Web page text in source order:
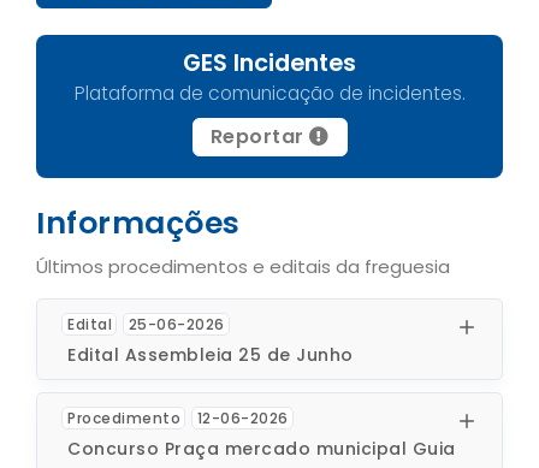
GES Incidentes
Plataforma de comunicação de incidentes.
Reportar
Informações
Últimos procedimentos e editais da freguesia
Edital 25-06-2026
Edital Assembleia 25 de Junho
Procedimento 12-06-2026
Concurso Praça mercado municipal Guia